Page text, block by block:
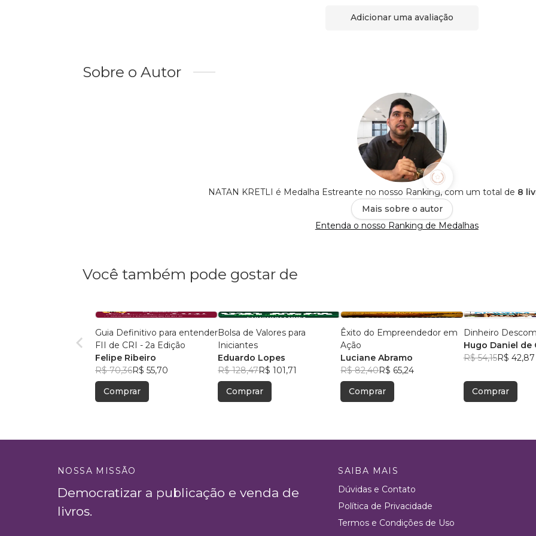
Adicionar uma avaliação
Sobre o Autor
NATAN KRETLI é Medalha Estreante no nosso Ranking, com um total de 8
Mais sobre o autor
Entenda o nosso Ranking de Medalhas
Você também pode gostar de
Guia Definitivo para entender
FII de CRI - 2a Edição
Felipe Ribeiro
R$ 70,36R$ 55,70
Comprar
Bolsa de Valores para
Iniciantes
Eduardo Lopes
R$ 128,47R$ 101,71
Comprar
Êxito do Empreendedor em
Ação
Luciane Abramo
R$ 82,40R$ 65,24
Comprar
Dinheiro
Hugo Daniel de
Azevedo
R$ 54,15R$ 42,87
Comprar
NOSSA MISSÃO
Democratizar a publicação e venda de
livros.
SAIBA MAIS
Dúvidas e Contato
Política de Privacidade
Termos e Condições de Uso